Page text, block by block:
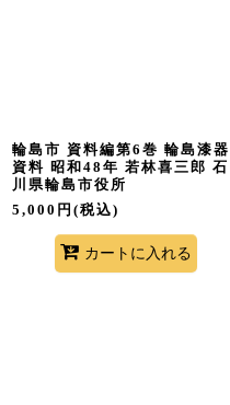
輪島市 資料編第6巻 輪島漆器
資料 昭和48年 若林喜三郎 石
川県輪島市役所
5,000 円 (税込)
カートに入れる